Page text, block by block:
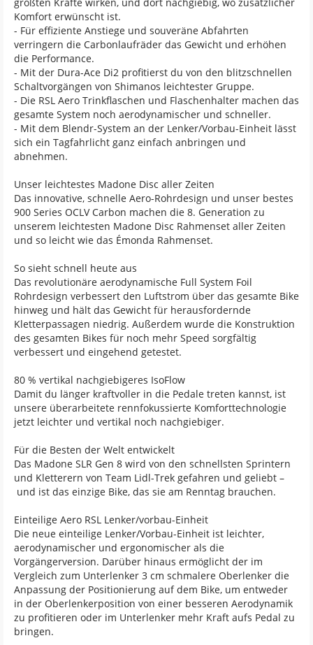
Komfort erwünscht ist.
- Für effiziente Anstiege und souveräne Abfahrten
verringern die Carbonlaufräder das Gewicht und erhöhen
die Performance.
- Mit der Dura-Ace Di2 profitierst du von den blitzschnellen
Schaltvorgängen von Shimanos leichtester Gruppe.
- Die RSL Aero Trinkflaschen und Flaschenhalter machen das
gesamte System noch aerodynamischer und schneller.
- Mit dem Blendr-System an der Lenker/Vorbau-Einheit lässt
sich ein Tagfahrlicht ganz einfach anbringen und
abnehmen.
Unser leichtestes Madone Disc aller Zeiten
Das innovative, schnelle Aero-Rohrdesign und unser bestes
900 Series OCLV Carbon machen die 8. Generation zu
unserem leichtesten Madone Disc Rahmenset aller Zeiten
und so leicht wie das Émonda Rahmenset.
So sieht schnell heute aus
Das revolutionäre aerodynamische Full System Foil
Rohrdesign verbessert den Luftstrom über das gesamte Bike
hinweg und hält das Gewicht für herausfordernde
Kletterpassagen niedrig. Außerdem wurde die Konstruktion
des gesamten Bikes für noch mehr Speed sorgfältig
verbessert und eingehend getestet.
80 % vertikal nachgiebigeres IsoFlow
Damit du länger kraftvoller in die Pedale treten kannst, ist
unsere überarbeitete rennfokussierte Komforttechnologie
jetzt leichter und vertikal noch nachgiebiger.
Für die Besten der Welt entwickelt
Das Madone SLR Gen 8 wird von den schnellsten Sprintern
und Kletterern von Team Lidl-Trek gefahren und geliebt –
und ist das einzige Bike, das sie am Renntag brauchen.
Einteilige Aero RSL Lenker/vorbau-Einheit
Die neue einteilige Lenker/Vorbau-Einheit ist leichter,
aerodynamischer und ergonomischer als die
Vorgängerversion. Darüber hinaus ermöglicht der im
Vergleich zum Unterlenker 3 cm schmalere Oberlenker die
Anpassung der Positionierung auf dem Bike, um entweder
in der Oberlenkerposition von einer besseren Aerodynamik
zu profitieren oder im Unterlenker mehr Kraft aufs Pedal zu
bringen.